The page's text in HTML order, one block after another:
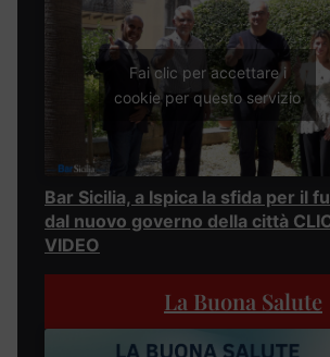
Fai clic per accettare i
cookie per questo servizio
Bar Sicilia, a Ispica la sfida per il
dal nuovo governo della città
VIDEO
La Buona Salute